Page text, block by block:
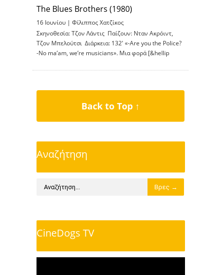
The Blues Brothers (1980)
16 Ιουνίου | Φίλιππος Χατζίκος
Σκηνοθεσία: Τζον Λάντις Παίζουν: Νταν Ακρόιντ,
Τζον Μπελούτσι Διάρκεια: 132′ «-Are you the Police?
-No ma’am, we’re musicians». Μια φορά [&hellip
Back to Top ↑
Αναζήτηση
CineDogs TV